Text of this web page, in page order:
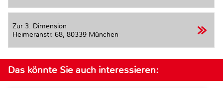
Zur 3. Dimension
Heimeranstr. 68, 80339 München
Das könnte Sie auch interessieren: